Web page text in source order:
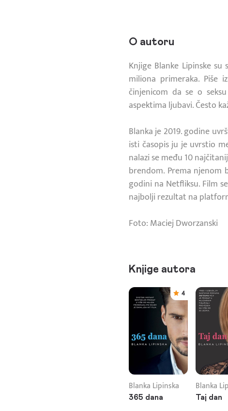
O autoru
Knjige Blanke Lipinske
miliona primeraka. Piše
činjenicom da se o
aspektima ljubavi. Često
Blanka je 2019. godine
isti časopis ju je uvrstio
nalazi se među 10
brendom. Prema njenom
godini na Netfliksu. Film
najbolji rezultat na
Foto: Maciej Dworzanski
Knjige autora
4
Blanka Lipinska
365 dana
Blanka
Taj dan